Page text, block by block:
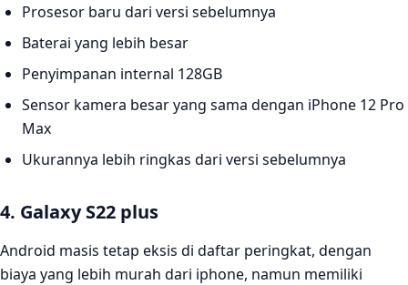
Prosesor baru dari versi sebelumnya
Baterai yang lebih besar
Penyimpanan internal 128GB
Sensor kamera besar yang sama dengan iPhone 12 Pro
Max
Ukurannya lebih ringkas dari versi sebelumnya
4. Galaxy S22 plus
Android masis tetap eksis di daftar peringkat, dengan
biaya yang lebih murah dari iphone, namun memiliki